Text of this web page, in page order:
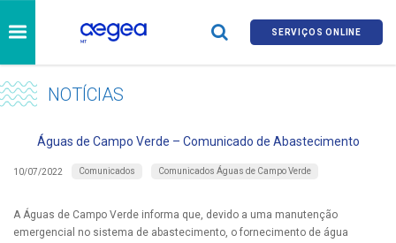
SERVIÇOS ONLINE
NOTÍCIAS
Águas de Campo Verde – Comunicado de Abastecimento
10/07/2022 Comunicados Comunicados Águas de Campo Verde
A Águas de Campo Verde informa que, devido a uma manutenção
emergencial no sistema de abastecimento, o fornecimento de água